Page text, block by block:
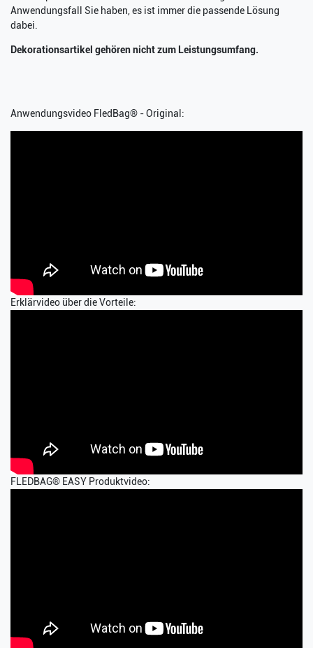
Anwendungsfall Sie haben, es ist immer die passende Lösung
dabei.
Dekorationsartikel gehören nicht zum Leistungsumfang.
Anwendungsvideo FledBag® - Original:
Erklärvideo über die Vorteile:
FLEDBAG® EASY Produktvideo: